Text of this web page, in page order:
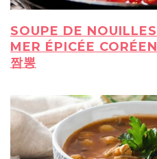
SOUPE DE
MER ÉPICÉE
짬뽕